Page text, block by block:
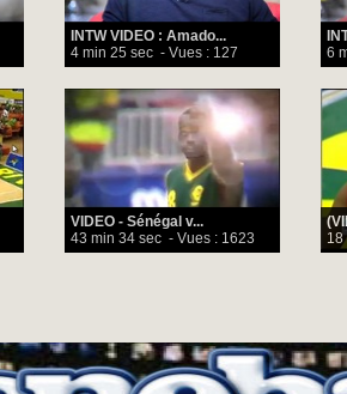
INTW VIDEO : Amado...
4 min 25 sec - Vues : 127
6
VIDEO - Sénégal v...
43 min 34 sec - Vues : 1623
18